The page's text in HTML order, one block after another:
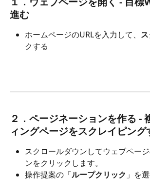
進む
ホームページのURLを入力して、
クする
２．ページネーションを作る -
ィングページをスクレイピング
スクロールダウンしてウェブペー
ンをクリックします。
操作提案の「ループクリック 」を